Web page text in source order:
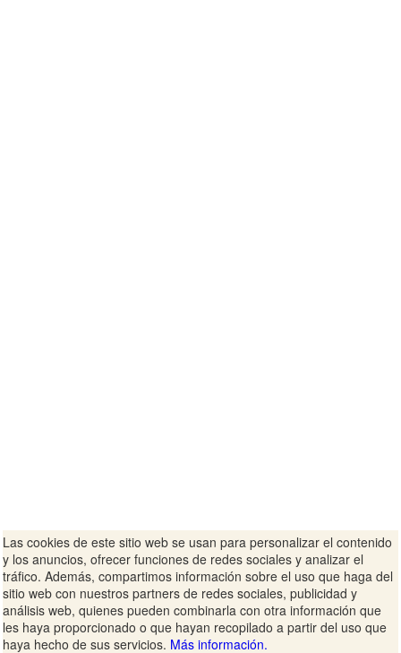
Las cookies de este sitio web se usan para personalizar el contenido
y los anuncios, ofrecer funciones de redes sociales y analizar el
tráfico. Además, compartimos información sobre el uso que haga del
sitio web con nuestros partners de redes sociales, publicidad y
análisis web, quienes pueden combinarla con otra información que
les haya proporcionado o que hayan recopilado a partir del uso que
haya hecho de sus servicios. Más información.